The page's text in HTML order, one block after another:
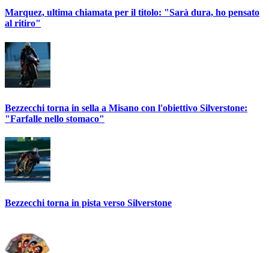
Marquez, ultima chiamata per il titolo: "Sarà dura, ho pensato
al ritiro"
Bezzecchi torna in sella a Misano con l'obiettivo Silverstone:
"Farfalle nello stomaco"
Bezzecchi torna in pista verso Silverstone